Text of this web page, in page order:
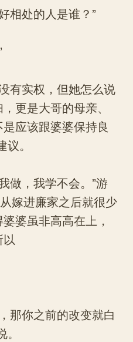
相处的人是谁？”
有实权，但她怎么说
更是大哥的母亲、
应该跟婆婆保持良
。
做，我学不会。”游
嫁进廉家之后就很少
婆虽非高高在上，
那你之前的改变就白